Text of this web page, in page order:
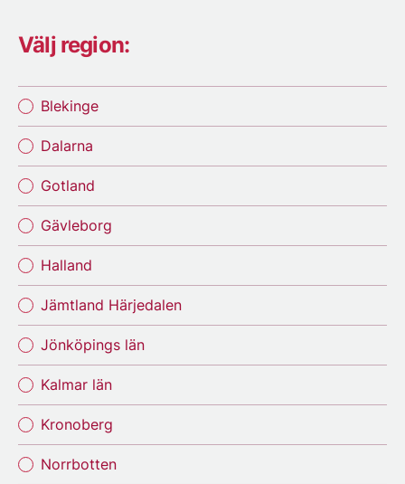
Välj region:
Blekinge
Dalarna
Gotland
Gävleborg
Halland
Jämtland Härjedalen
Jönköpings län
Kalmar län
Kronoberg
Norrbotten